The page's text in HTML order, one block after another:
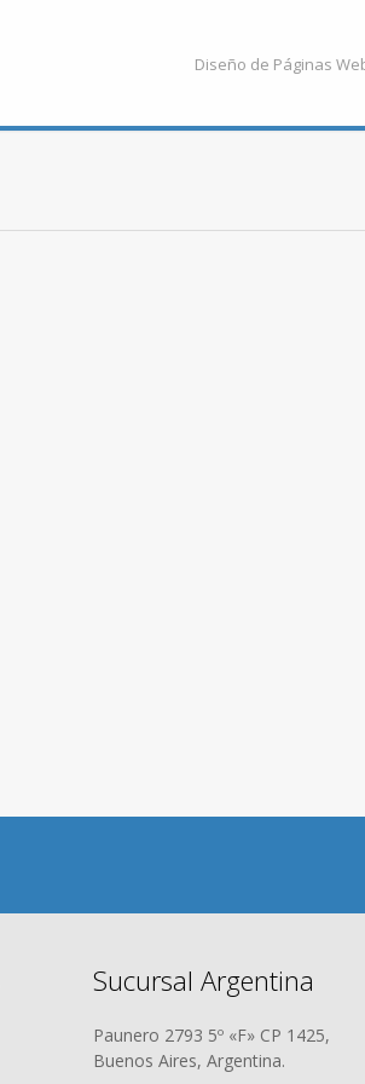
Diseño de Páginas
Sucursal Argentina
Paunero 2793 5º «F» CP 1425,
Buenos Aires, Argentina.